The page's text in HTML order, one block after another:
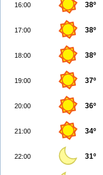
16:00 38º
17:00 38º
18:00 38º
19:00 37º
20:00 36º
21:00 34º
22:00 31º